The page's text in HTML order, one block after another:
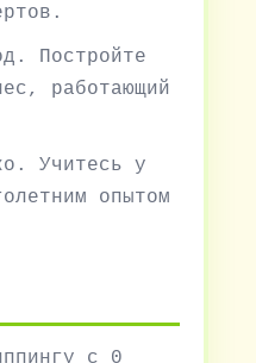
Постройте
работающий
Учитесь у
опытом
с 0